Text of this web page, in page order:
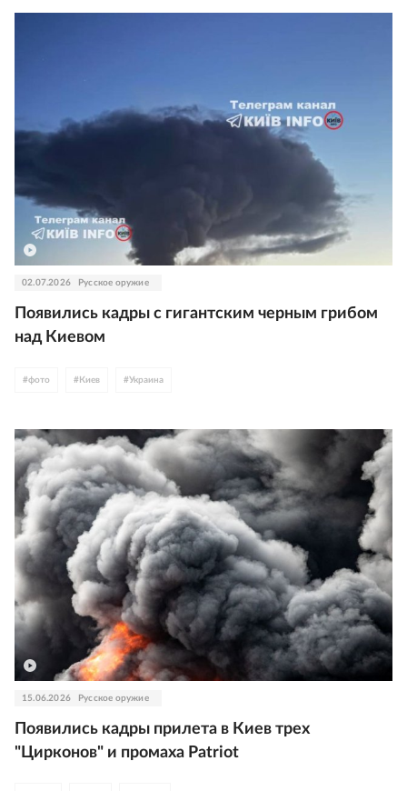
02.07.2026 Русское оружие
Появились кадры с гигантским черным грибом
над Киевом
#фото # Киев #Украина
15.06.2026 Русское оружие
Появились кадры прилета в Киев трех
"Цирконов" и промаха Patriot